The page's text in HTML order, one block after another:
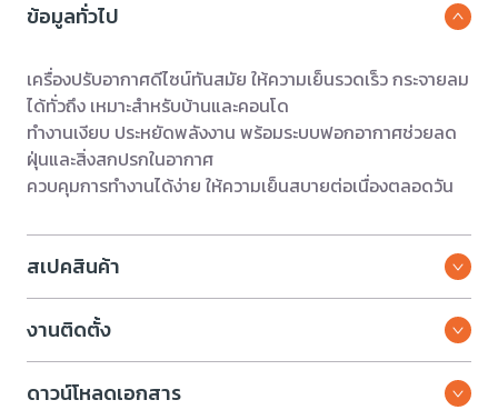
ข้อมูลทั่วไป
เครื่องปรับอากาศดีไซน์ทันสมัย ให้ความเย็นรวดเร็ว กระจายลม
ได้ทั่วถึง เหมาะสำหรับบ้านและคอนโด
ทำงานเงียบ ประหยัดพลังงาน พร้อมระบบฟอกอากาศช่วยลด
ฝุ่นและสิ่งสกปรกในอากาศ
ควบคุมการทำงานได้ง่าย ให้ความเย็นสบายต่อเนื่องตลอดวัน
สเปคสินค้า
งานติดตั้ง
ดาวน์โหลดเอกสาร